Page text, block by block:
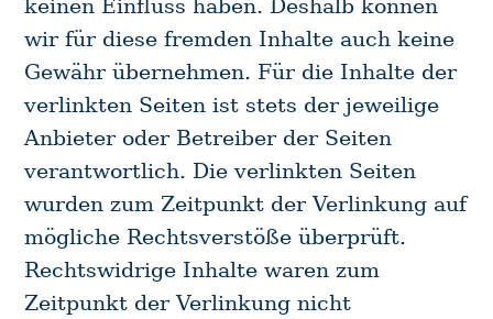
keinen Einfluss haben. Deshalb können
wir für diese fremden Inhalte auch keine
Gewähr übernehmen. Für die Inhalte der
verlinkten Seiten ist stets der jeweilige
Anbieter oder Betreiber der Seiten
verantwortlich. Die verlinkten Seiten
wurden zum Zeitpunkt der Verlinkung auf
mögliche Rechtsverstöße überprüft.
Rechtswidrige Inhalte waren zum
Zeitpunkt der Verlinkung nicht